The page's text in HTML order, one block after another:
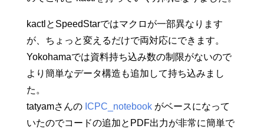
kactlとSpeedStarではマクロが一部異なります
が、ちょっと変えるだけで両対応にできます。
Yokohamaでは資料持ち込み数の制限がないので
より簡単なデータ構造も追加して持ち込みまし
た。
tatyamさんの ICPC_notebookがベースになって
いたのでコードの追加とPDF出力が非常に簡単で